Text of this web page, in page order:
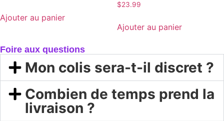
Ajouter au panier
$23.99
Ajouter au panier
Foire aux questions
Mon colis sera-t-il discret ?
Combien de temps prend la
livraison ?